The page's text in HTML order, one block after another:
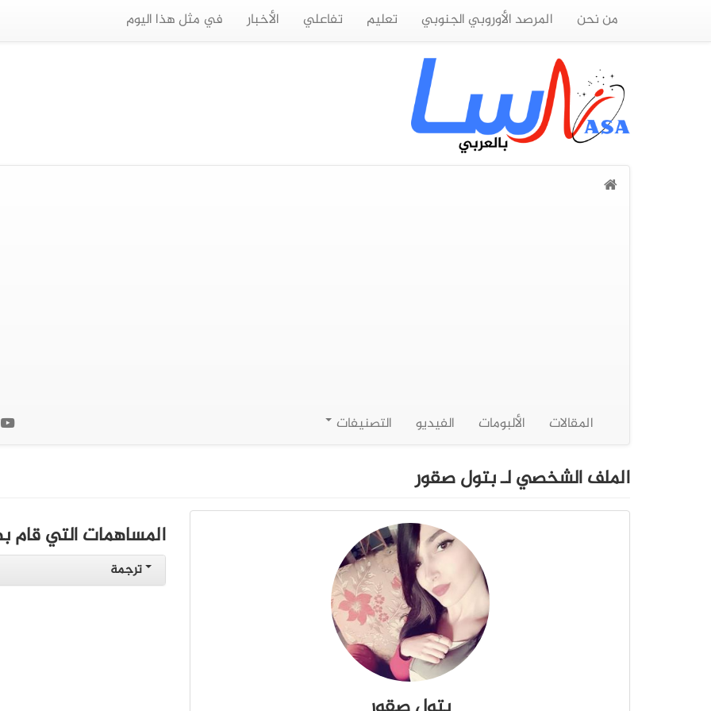
من نحن المرصد الأوروبي الجنوبي تعليم تفاعلي الأخبار في مثل هذا اليوم
المقالات الألبومات الفيديو التصنيفات
الملف الشخصي لـ بتول صقور
المساهمات التي قام
ترجمة